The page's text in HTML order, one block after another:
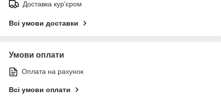
Доставка кур'єром
Всі умови доставки
Умови оплати
Оплата на рахунок
Всі умови оплати